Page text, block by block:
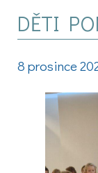
DĚTI
8 prosince